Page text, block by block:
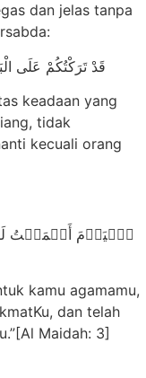
dan jelas tanpa
قَدْ تَرَكْتُكُمْ عَلَى
keadaan yang
tidak
kecuali orang
ٱلۡيَوۡمَ أَكۡمَلۡتُ
kamu agamamu,
dan telah
Maidah: 3]